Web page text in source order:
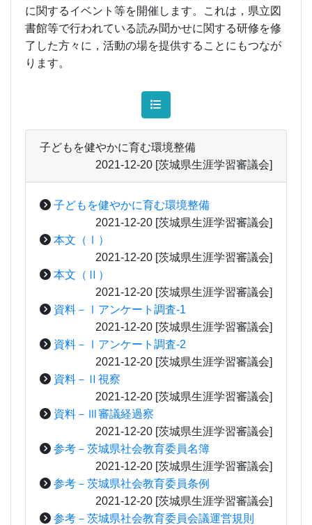
に関するイベント等を開催します。これは，県立図
書館等で行われている読み聞かせに関する研修を修
了した方々に，活動の場を提供することにもつなが
ります。
子どもを健やかに育む環境整備
2021-12-20 [茨城県生涯学習審議会]
子どもを健やかに育む環境整備
2021-12-20 [茨城県生涯学習審議会]
本文（Ⅰ）
2021-12-20 [茨城県生涯学習審議会]
本文（Ⅱ）
2021-12-20 [茨城県生涯学習審議会]
資料－Ⅰアンケート調査-1
2021-12-20 [茨城県生涯学習審議会]
資料－Ⅰアンケート調査-2
2021-12-20 [茨城県生涯学習審議会]
資料－Ⅱ視察
2021-12-20 [茨城県生涯学習審議会]
資料－Ⅲ審議経過察
2021-12-20 [茨城県生涯学習審議会]
参考－茨城県社会教育委員名簿
2021-12-20 [茨城県生涯学習審議会]
参考－茨城県社会教育委員条例
2021-12-20 [茨城県生涯学習審議会]
参考－茨城県社会教育委員会議運営規則